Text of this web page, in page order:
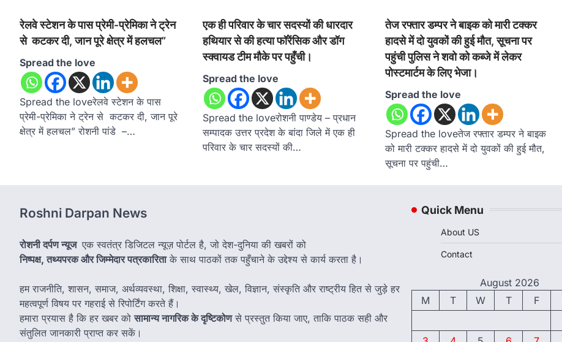
रेलवे स्टेशन के पास प्रेमी-प्रेमिका ने ट्रेन
से कटकर दी, जान पूरे क्षेत्र में हलचल”
Spread the love
Spread the loveरेलवे स्टेशन के पास
प्रेमी-प्रेमिका ने ट्रेन से कटकर दी, जान पूरे
क्षेत्र में हलचल” रोशनी पांडे –…
एक ही परिवार के चार सदस्यों की धारदार
हथियार से की हत्या फॉरेंसिक और डॉग
स्क्वायड टीम मौके पर पहुँची।
Spread the love
Spread the loveरोशनी पाण्डेय – प्रधान
सम्पादक उत्तर प्रदेश के बांदा जिले में एक ही
परिवार के चार सदस्यों की…
तेज रफ्तार डम्पर ने बाइक को मारी टक्कर
हादसे में दो युवकों की हुई मौत, सूचना पर
पहुंची पुलिस ने शवो को कब्जे में लेकर
पोस्टमार्टम के लिए भेजा।
Spread the love
Spread the loveतेज रफ्तार डम्पर ने बाइक
को मारी टक्कर हादसे में दो युवकों की हुई मौत,
सूचना पर पहुंची…
Roshni Darpan News
रोशनी दर्पण न्यूज एक स्वतंत्र डिजिटल न्यूज़ पोर्टल है, जो देश-दुनिया की खबरों को
निष्पक्ष, तथ्यपरक और जिम्मेदार पत्रकारिताके साथ पाठकों तक पहुँचाने के उद्देश्य से कार्य करता है।
हम राजनीति, शासन, समाज, अर्थव्यवस्था, शिक्षा, स्वास्थ्य, खेल, विज्ञान, संस्कृति और राष्ट्रीय हित से जुड़े हर
महत्वपूर्ण विषय पर गहराई से रिपोर्टिंग करते हैं।
हमारा प्रयास है कि हर खबर कोसामान्य नागरिक के दृष्टिकोणसे प्रस्तुत किया जाए, ताकि पाठक सही और
संतुलित जानकारी प्राप्त कर सकें।
Quick Menu
About US
Contact
August 2026
M
T W T F